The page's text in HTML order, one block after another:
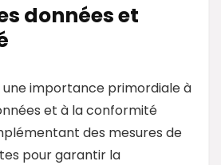
données et
importance primordiale à
et à la conformité
des mesures de
pour garantir la